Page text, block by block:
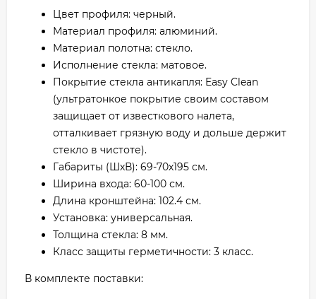
Цвет профиля: черный.
Материал профиля: алюминий.
Материал полотна: стекло.
Исполнение стекла: матовое.
Покрытие стекла антикапля: Easy Clean
(ультратонкое покрытие своим составом
защищает от известкового налета,
отталкивает грязную воду и дольше держит
стекло в чистоте).
Габариты (ШхВ): 69-70х195 см.
Ширина входа: 60-100 см.
Длина кронштейна: 102.4 см.
Установка: универсальная.
Толщина стекла: 8 мм.
Класс защиты герметичности: 3 класс.
В комплекте поставки: